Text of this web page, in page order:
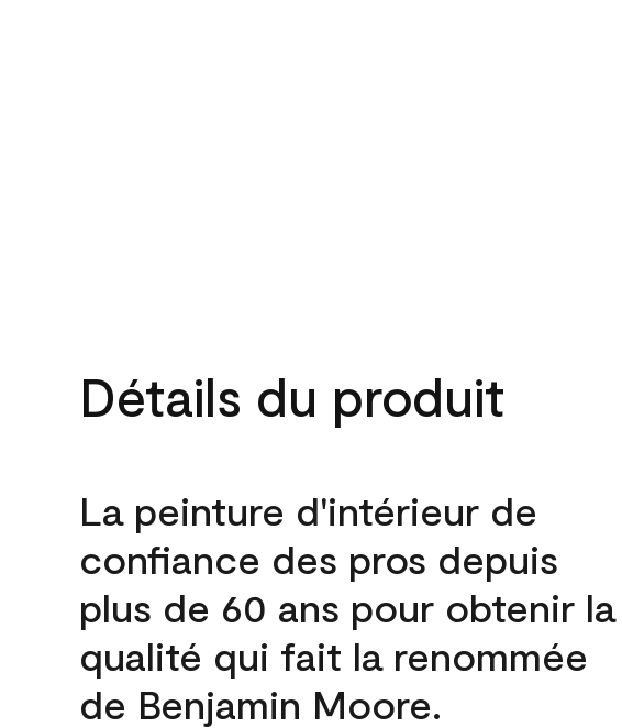
Détails du produit
La peinture d'intérieur de
confiance des pros depuis
plus de 60 ans pour obtenir la
qualité qui fait la renommée
de Benjamin Moore.